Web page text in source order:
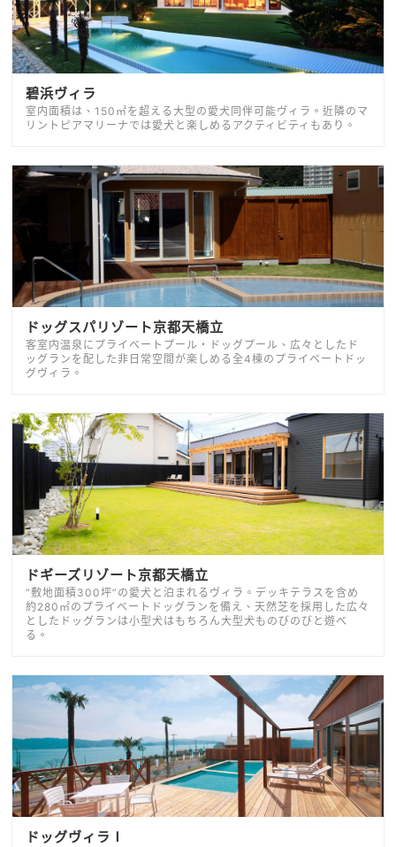
碧浜ヴィラ
室内面積は、150㎡を超える大型の愛犬同伴可能ヴィラ。近隣のマ
リントピアマリーナでは愛犬と楽しめるアクティビティもあり。
ドッグスパリゾート京都天橋立
客室内温泉にプライベートプール・ドッグプール、広々としたド
ッグランを配した非日常空間が楽しめる全4棟のプライベートドッ
グヴィラ。
ドギーズリゾート京都天橋立
“敷地面積300坪”の愛犬と泊まれるヴィラ。デッキテラスを含め
約280㎡のプライベートドッグランを備え、天然芝を採用した広々
としたドッグランは小型犬はもちろん大型犬ものびのびと遊べ
る。
ドッグヴィラⅠ